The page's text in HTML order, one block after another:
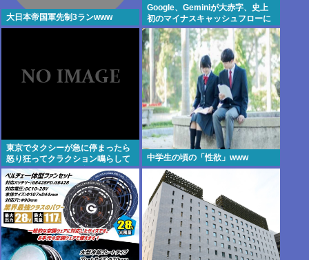
大日本帝国軍先制3ランwww
Google、Geminiが大赤字、史上
初のマイナスキャッシュフローに
陥る
東京でタクシーが急に停まったら
怒り狂ってクラクション鳴らして
るやつ、だいたい田舎ナンバー
www
中学生の頃の「性欲」www